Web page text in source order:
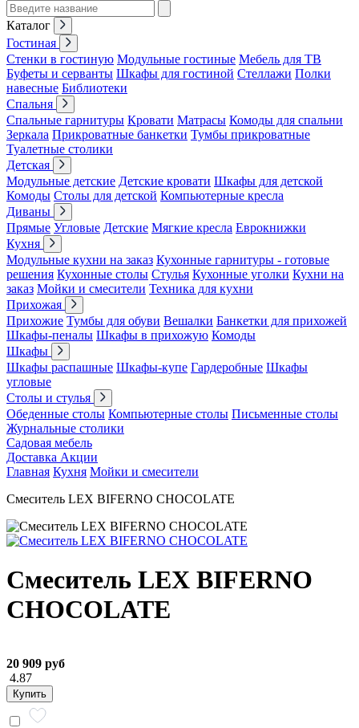
Каталог
Гостиная
Стенки в гостиную Модульные гостиные Мебель для ТВ
Буфеты и серванты Шкафы для гостиной Стеллажи Полки
навесные Библиотеки
Спальня
Спальные гарнитуры Кровати Матрасы Комоды для спальни
Зеркала Прикроватные банкетки Тумбы прикроватные
Туалетные столики
Детская
Модульные детские Детские кровати Шкафы для детской
Комоды Столы для детской Компьютерные кресла
Диваны
Прямые Угловые Детские Мягкие кресла Еврокнижки
Кухня
Модульные кухни на заказ Кухонные гарнитуры - готовые
решения Кухонные столы Стулья Кухонные уголки Кухни на
заказ Мойки и смесители Техника для кухни
Прихожая
Прихожие Тумбы для обуви Вешалки Банкетки для прихожей
Шкафы-пеналы Шкафы в прихожую Комоды
Шкафы
Шкафы распашные Шкафы-купе Гардеробные Шкафы
угловые
Столы и стулья
Обеденные столы Компьютерные столы Письменные столы
Журнальные столики
Садовая мебель
Доставка Акции
Главная Кухня Мойки и смесители
Смеситель LEX BIFERNO CHOCOLATE
Смеситель LEX BIFERNO
CHOCOLATE
20 909 руб
4.87
Купить